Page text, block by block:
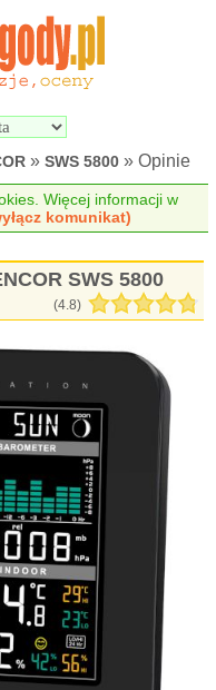
» SWS 5800 » Opinie
Więcej informacji w
komunikat)
SWS 5800
(4.8)